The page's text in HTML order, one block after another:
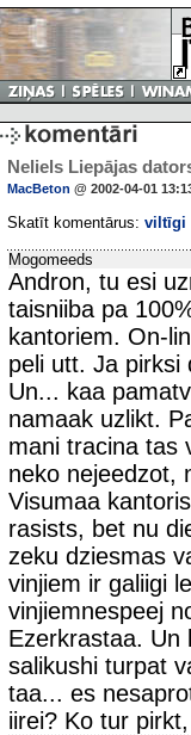
Neliels Liepājas
MacBeton @ 2002-04-01
Skatīt komentārus: viltīgi
Mogomeeds
Andron, tu esi
taisniiba pa
kantoriem. On-
peli utt. Ja pirksi
Un... kaa
namaak uzlikt.
mani tracina tas
neko nejeedzot,
Visumaa
rasists, bet nu
zeku dziesmas
vinjiem ir galiigi
vinjiemnespeej
Ezerkrastaa. Un
salikushi turpat
taa... es
iirei? Ko tur